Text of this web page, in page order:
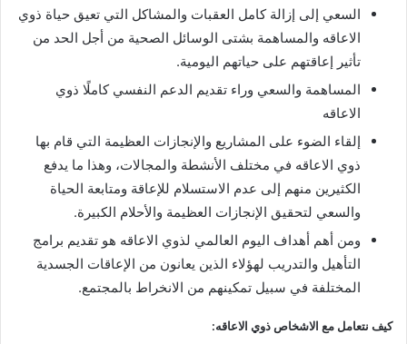
السعي إلى إزالة كامل العقبات والمشاكل التي تعيق حياة ذوي
الاعاقه والمساهمة بشتى الوسائل الصحية من أجل الحد من
تأثير إعاقتهم على حياتهم اليومية.
المساهمة والسعي وراء تقديم الدعم النفسي كاملًا ذوي
الاعاقه
إلقاء الضوء على المشاريع والإنجازات العظيمة التي قام بها
ذوي الاعاقه في مختلف الأنشطة والمجالات، وهذا ما يدفع
الكثيرين منهم إلى عدم الاستسلام للإعاقة ومتابعة الحياة
والسعي لتحقيق الإنجازات العظيمة والأحلام الكبيرة.
ومن أهم أهداف اليوم العالمي لذوي الاعاقه هو تقديم برامج
التأهيل والتدريب لهؤلاء الذين يعانون من الإعاقات الجسدية
المختلفة في سبيل تمكينهم من الانخراط بالمجتمع.
كيف نتعامل مع الاشخاص ذوي الاعاقه: